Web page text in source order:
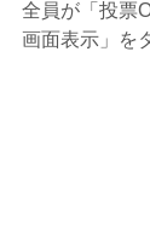
全員が「投票
画面表示」を